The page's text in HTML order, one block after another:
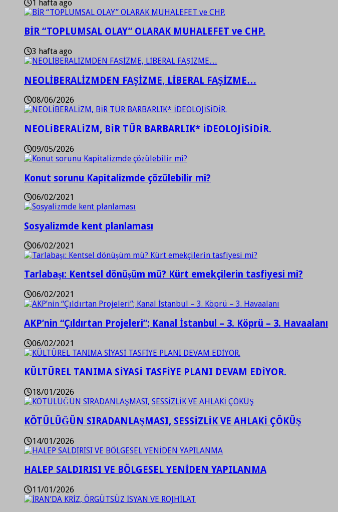
1 hafta ago
BİR “TOPLUMSAL OLAY” OLARAK MUHALEFET ve CHP.
3 hafta ago
NEOLİBERALİZMDEN FAŞİZME, LİBERAL FAŞİZME…
08/06/2026
NEOLİBERALİZM, BİR TÜR BARBARLIK* İDEOLOJİSİDİR.
09/05/2026
Konut sorunu Kapitalizmde çözülebilir mi?
06/02/2021
Sosyalizmde kent planlaması
06/02/2021
Tarlabaşı: Kentsel dönüşüm mü? Kürt emekçilerin tasfiyesi mi?
06/02/2021
AKP’nin “Çıldırtan Projeleri”; Kanal İstanbul – 3. Köprü – 3. Havaalanı
06/02/2021
KÜLTÜREL TANIMA SİYASİ TASFİYE PLANI DEVAM EDİYOR.
18/01/2026
KÖTÜLÜĞÜN SIRADANLAŞMASI, SESSİZLİK VE AHLAKİ ÇÖKÜŞ
14/01/2026
HALEP SALDIRISI VE BÖLGESEL YENİDEN YAPILANMA
11/01/2026